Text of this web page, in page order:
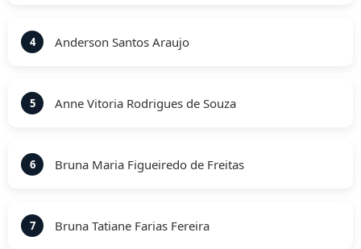
4 Anderson Santos Araujo
5 Anne Vitoria Rodrigues de Souza
6 Bruna Maria Figueiredo de Freitas
7 Bruna Tatiane Farias Fereira